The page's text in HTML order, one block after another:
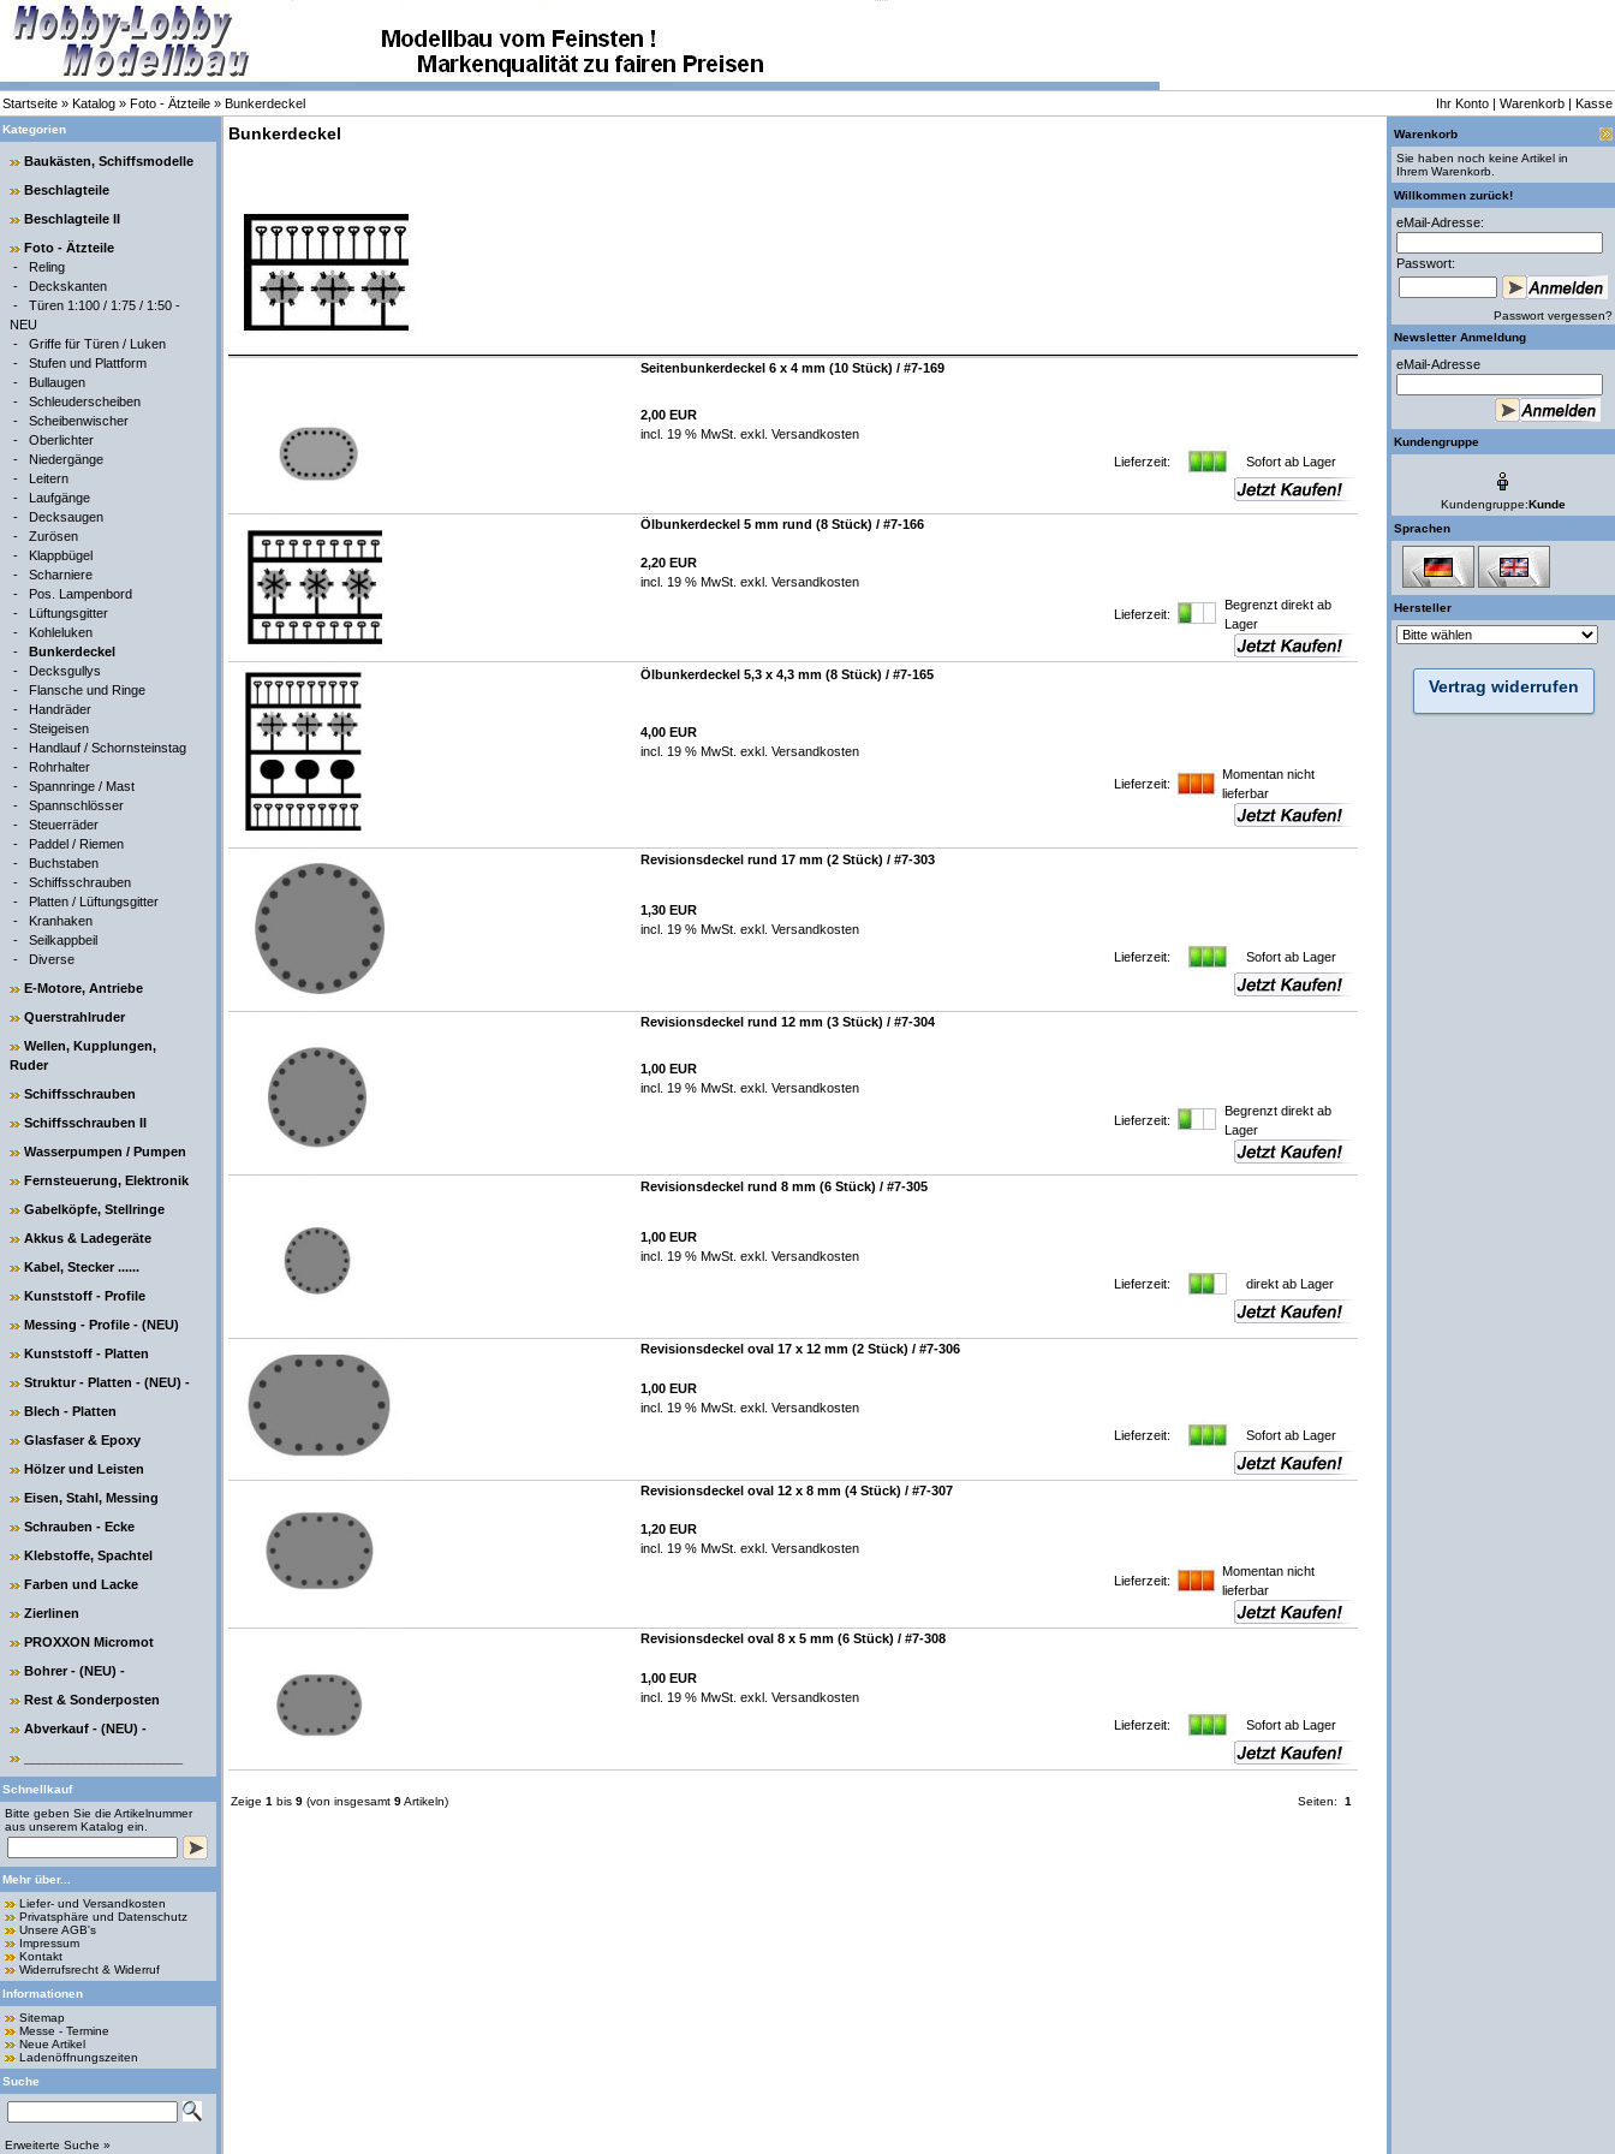
Startseite » Katalog » Foto - Ätzteile » Bunkerdeckel Ihr Konto | Warenkorb | Kasse
Kategorien
Baukästen, Schiffsmodelle
Beschlagteile
Beschlagteile II
Foto - Ätzteile
- Reling
- Deckskanten
- Türen 1:100 / 1:75 / 1:50 -
NEU
- Griffe für Türen / Luken
- Stufen und Plattform
- Bullaugen
- Schleuderscheiben
- Scheibenwischer
- Oberlichter
- Niedergänge
- Leitern
- Laufgänge
- Decksaugen
- Zurösen
- Klappbügel
- Scharniere
- Pos. Lampenbord
- Lüftungsgitter
- Kohleluken
- Bunkerdeckel
- Decksgullys
- Flansche und Ringe
- Handräder
- Steigeisen
- Handlauf / Schornsteinstag
- Rohrhalter
- Spannringe / Mast
- Spannschlösser
- Steuerräder
- Paddel / Riemen
- Buchstaben
- Schiffsschrauben
- Platten / Lüftungsgitter
- Kranhaken
- Seilkappbeil
- Diverse
E-Motore, Antriebe
Querstrahlruder
Wellen, Kupplungen,
Ruder
Schiffsschrauben
Schiffsschrauben II
Wasserpumpen / Pumpen
Fernsteuerung, Elektronik
Gabelköpfe, Stellringe
Akkus & Ladegeräte
Kabel, Stecker ......
Kunststoff - Profile
Messing - Profile - (NEU)
Kunststoff - Platten
Struktur - Platten - (NEU) -
Blech - Platten
Glasfaser & Epoxy
Hölzer und Leisten
Eisen, Stahl, Messing
Schrauben - Ecke
Klebstoffe, Spachtel
Farben und Lacke
Zierlinen
PROXXON Micromot
Bohrer - (NEU) -
Rest & Sonderposten
Abverkauf - (NEU) -
Schnellkauf
Bitte geben Sie die Artikelnummer
aus unserem Katalog ein.
Mehr über...
Liefer- und Versandkosten
Privatsphäre und Datenschutz
Unsere AGB's
Impressum
Kontakt
Widerrufsrecht & Widerruf
Informationen
Sitemap
Messe - Termine
Neue Artikel
Ladenöffnungszeiten
Suche
Erweiterte Suche »
Bunkerdeckel
Seitenbunkerdeckel 6 x 4 mm (10 Stück) / #7-169
2,00 EUR
incl. 19 % MwSt. exkl. Versandkosten
Lieferzeit:
Sofort ab Lager
Ölbunkerdeckel 5 mm rund (8 Stück) / #7-166
2,20 EUR
incl. 19 % MwSt. exkl. Versandkosten
Lieferzeit:
Begrenzt direkt ab
Lager
Ölbunkerdeckel 5,3 x 4,3 mm (8 Stück) / #7-165
4,00 EUR
incl. 19 % MwSt. exkl. Versandkosten
Lieferzeit:
Momentan nicht
lieferbar
Revisionsdeckel rund 17 mm (2 Stück) / #7-303
1,30 EUR
incl. 19 % MwSt. exkl. Versandkosten
Lieferzeit:
Sofort ab Lager
Revisionsdeckel rund 12 mm (3 Stück) / #7-304
1,00 EUR
incl. 19 % MwSt. exkl. Versandkosten
Lieferzeit:
Begrenzt direkt ab
Lager
Revisionsdeckel rund 8 mm (6 Stück) / #7-305
1,00 EUR
incl. 19 % MwSt. exkl. Versandkosten
Lieferzeit:
direkt ab Lager
Revisionsdeckel oval 17 x 12 mm (2 Stück) / #7-306
1,00 EUR
incl. 19 % MwSt. exkl. Versandkosten
Lieferzeit:
Sofort ab Lager
Revisionsdeckel oval 12 x 8 mm (4 Stück) / #7-307
1,20 EUR
incl. 19 % MwSt. exkl. Versandkosten
Lieferzeit:
Momentan nicht
lieferbar
Revisionsdeckel oval 8 x 5 mm (6 Stück) / #7-308
1,00 EUR
incl. 19 % MwSt. exkl. Versandkosten
Lieferzeit:
Sofort ab Lager
Zeige 1 bis 9 (von insgesamt 9Artikeln) Seiten: 1
Warenkorb
Sie haben noch keine Artikel in
Ihrem Warenkorb.
Willkommen zurück!
eMail-Adresse:
Passwort:
Passwort vergessen?
Newsletter Anmeldung
eMail-Adresse
Kundengruppe
Kundengruppe:Kunde
Sprachen
Hersteller
Vertrag widerrufen